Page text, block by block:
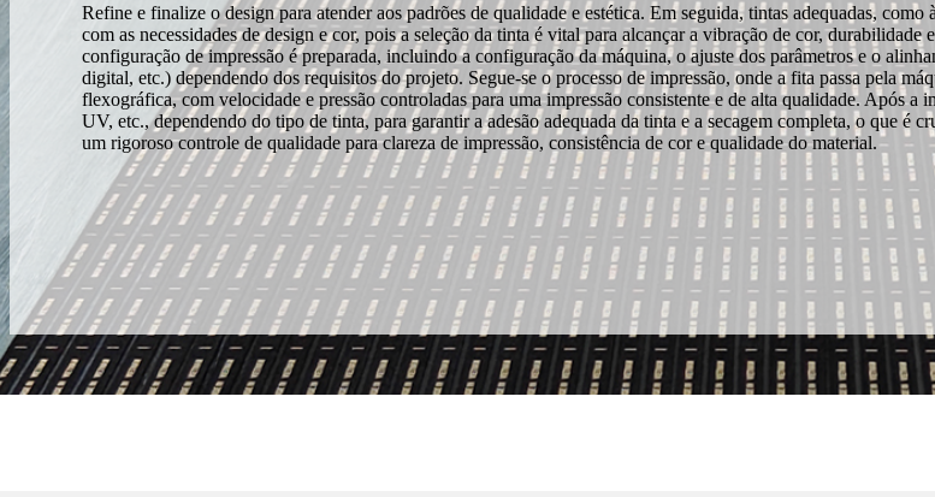
Refine e finalize o design para atender aos padrões de qualidade e estética. Em seguida, tintas adequadas,
com as necessidades de design e cor, pois a seleção da tinta é vital para alcançar a vibração de cor,
configuração de impressão é preparada, incluindo a configuração da máquina, o ajuste dos parâmetros e o
digital, etc.) dependendo dos requisitos do projeto. Segue-se o processo de impressão, onde a fita passa pela
flexográfica, com velocidade e pressão controladas para uma impressão consistente e de alta qualidade. Após a
UV, etc., dependendo do tipo de tinta, para garantir a adesão adequada da tinta e a secagem completa, o que é
um rigoroso controle de qualidade para clareza de impressão, consistência de cor e qualidade do material.